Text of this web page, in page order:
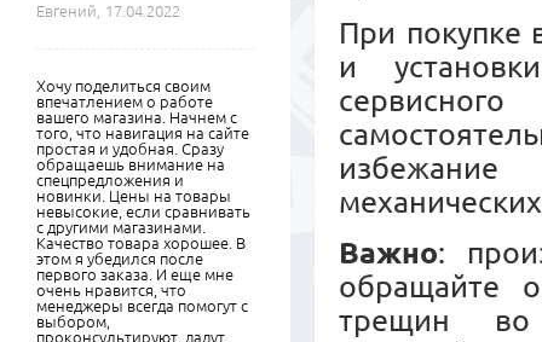
При покупке
и
Важно:
обращайте
трещин во
Евгений,
17.04.2022
Хочу поделиться своим
впечатлением о работе
вашего магазина. Начнем с
того, что навигация на сайте
простая и удобная. Сразу
обращаешь внимание на
спецпредложения и
новинки. Цены на товары
невысокие, если сравнивать
с другими магазинами.
Качество товара хорошее. В
этом я убедился после
первого заказа. И еще мне
очень нравится, что
менеджеры всегда помогут с
выбором,
проконсультируют, дадут